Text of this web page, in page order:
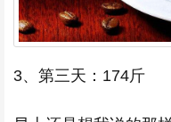
3、第三天：174斤